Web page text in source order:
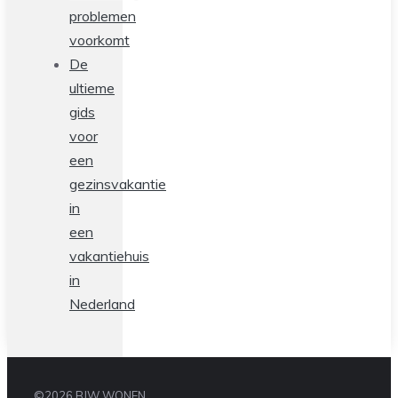
problemen
voorkomt
De
ultieme
gids
voor
een
gezinsvakantie
in
een
vakantiehuis
in
Nederland